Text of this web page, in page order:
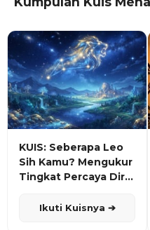
KUIS: Seberapa Leo
Sih Kamu? Mengukur
Tingkat Percaya Diri
Ikuti Kuisnya ➔